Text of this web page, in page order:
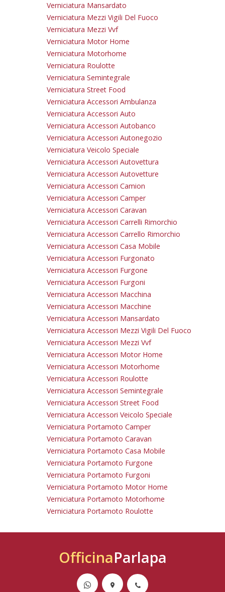
Verniciatura Mansardato
Verniciatura Mezzi Vigili Del Fuoco
Verniciatura Mezzi Vvf
Verniciatura Motor Home
Verniciatura Motorhome
Verniciatura Roulotte
Verniciatura Semintegrale
Verniciatura Street Food
Verniciatura Accessori Ambulanza
Verniciatura Accessori Auto
Verniciatura Accessori Autobanco
Verniciatura Accessori Autonegozio
Verniciatura Veicolo Speciale
Verniciatura Accessori Autovettura
Verniciatura Accessori Autovetture
Verniciatura Accessori Camion
Verniciatura Accessori Camper
Verniciatura Accessori Caravan
Verniciatura Accessori Carrelli Rimorchio
Verniciatura Accessori Carrello Rimorchio
Verniciatura Accessori Casa Mobile
Verniciatura Accessori Furgonato
Verniciatura Accessori Furgone
Verniciatura Accessori Furgoni
Verniciatura Accessori Macchina
Verniciatura Accessori Macchine
Verniciatura Accessori Mansardato
Verniciatura Accessori Mezzi Vigili Del Fuoco
Verniciatura Accessori Mezzi Vvf
Verniciatura Accessori Motor Home
Verniciatura Accessori Motorhome
Verniciatura Accessori Roulotte
Verniciatura Accessori Semintegrale
Verniciatura Accessori Street Food
Verniciatura Accessori Veicolo Speciale
Verniciatura Portamoto Camper
Verniciatura Portamoto Caravan
Verniciatura Portamoto Casa Mobile
Verniciatura Portamoto Furgone
Verniciatura Portamoto Furgoni
Verniciatura Portamoto Motor Home
Verniciatura Portamoto Motorhome
Verniciatura Portamoto Roulotte
OfficinaParlapa